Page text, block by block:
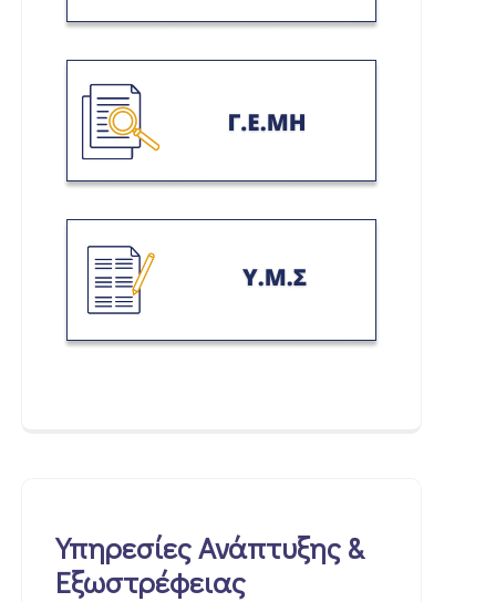
Υπηρεσίες Ανάπτυξης &
Εξωστρέφειας